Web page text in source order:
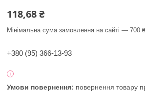
118,68 ₴
Мінімальна сума замовлення на сайті — 700 ₴
+380 (95) 366-13-93
повернення товару